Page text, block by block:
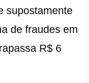
supostamente
de fraudes em
R$ 6